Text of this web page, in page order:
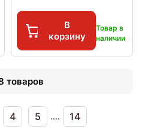
В
корзину
Товар в
наличии
товаров
4 5 .... 14